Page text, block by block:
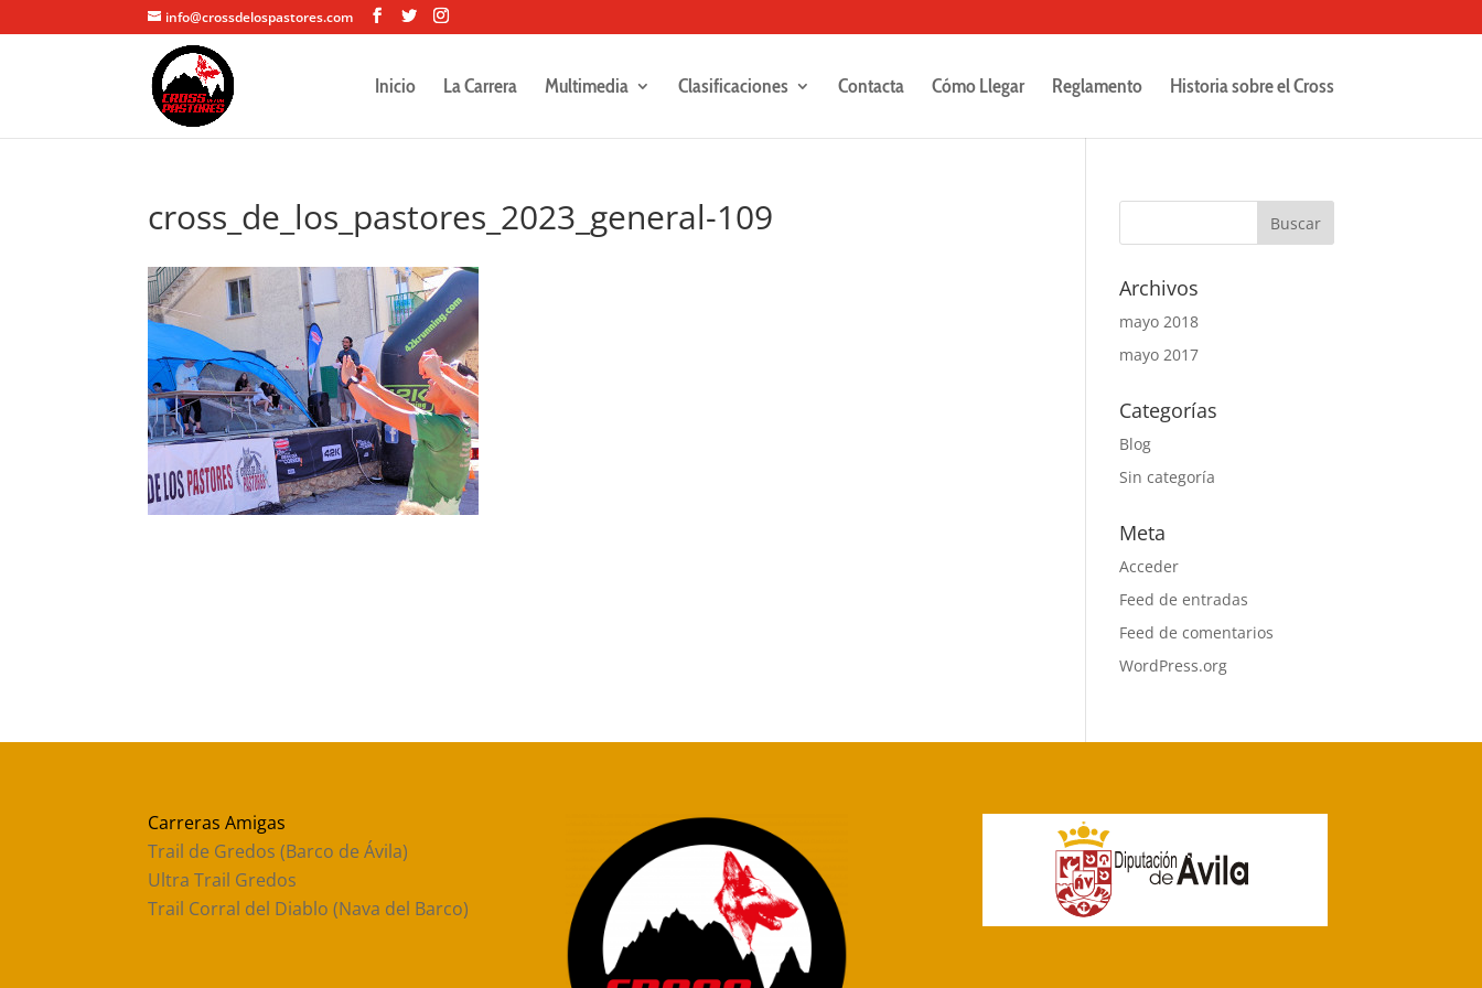
info@crossdelospastores.com
Inicio La Carrera Multimedia Clasificaciones Contacta Cómo Llegar Reglamento Historia sobre el Cross
cross_de_los_pastores_2023_general-109
Archivos
mayo 2018
mayo 2017
Categorías
Blog
Sin categoría
Meta
Acceder
Feed de entradas
Feed de comentarios
WordPress.org
Carreras Amigas
Trail de Gredos (Barco de Ávila)
Ultra Trail Gredos
Trail Corral del Diablo (Nava del Barco)